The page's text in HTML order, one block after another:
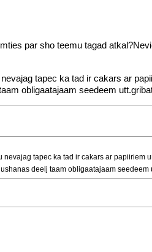
par sho teemu tagad
tapec ka tad ir cakars ar
obligaatajaam seedeem
nevajag tapec ka tad ir cakars ar
deelj taam obligaatajaam